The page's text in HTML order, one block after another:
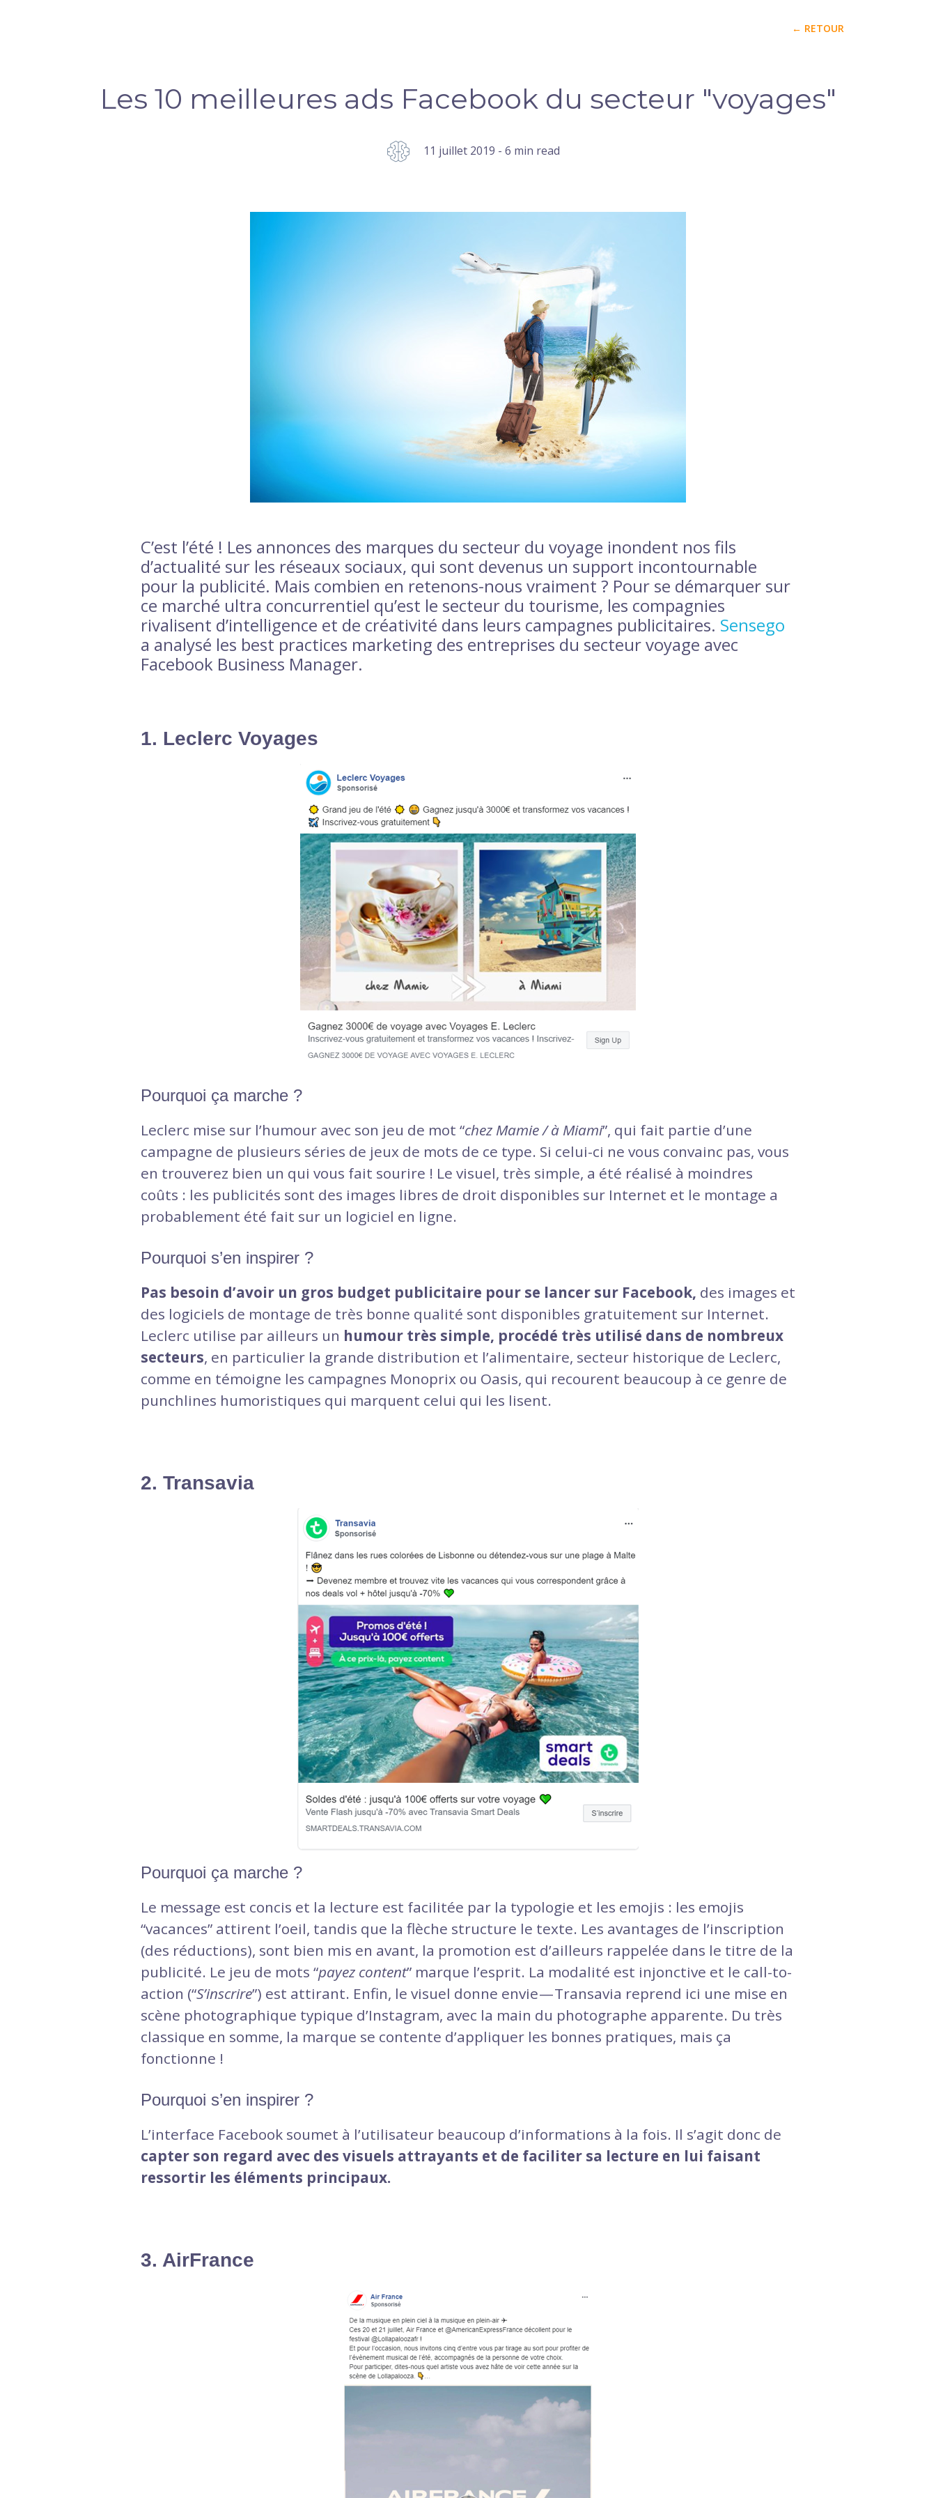
← RETOUR
Les 10 meilleures ads Facebook du secteur "voyages"
11 juillet 2019 - 6 min read
C’est l’été ! Les annonces des marques du secteur du voyage inondent nos fils
d’actualité sur les réseaux sociaux, qui sont devenus un support incontournable
pour la publicité. Mais combien en retenons-nous vraiment ? Pour se démarquer sur
ce marché ultra concurrentiel qu’est le secteur du tourisme, les compagnies
rivalisent d’intelligence et de créativité dans leurs campagnes publicitaires. Sensego
a analysé les best practices marketing des entreprises du secteur voyage avec
Facebook Business Manager.
1. Leclerc Voyages
Pourquoi ça marche ?
Leclerc mise sur l’humour avec son jeu de mot “chez Mamie / à Miami”, qui fait partie d’une
campagne de plusieurs séries de jeux de mots de ce type. Si celui-ci ne vous convainc pas, vous
en trouverez bien un qui vous fait sourire ! Le visuel, très simple, a été réalisé à moindres
coûts : les publicités sont des images libres de droit disponibles sur Internet et le montage a
probablement été fait sur un logiciel en ligne.
Pourquoi s’en inspirer ?
Pas besoin d’avoir un gros budget publicitaire pour se lancer sur Facebook, des images et
des logiciels de montage de très bonne qualité sont disponibles gratuitement sur Internet.
Leclerc utilise par ailleurs un humour très simple, procédé très utilisé dans de nombreux
secteurs, en particulier la grande distribution et l’alimentaire, secteur historique de Leclerc,
comme en témoigne les campagnes Monoprix ou Oasis, qui recourent beaucoup à ce genre de
punchlines humoristiques qui marquent celui qui les lisent.
2. Transavia
Pourquoi ça marche ?
Le message est concis et la lecture est facilitée par la typologie et les emojis : les emojis
“vacances” attirent l’oeil, tandis que la flèche structure le texte. Les avantages de l’inscription
(des réductions), sont bien mis en avant, la promotion est d’ailleurs rappelée dans le titre de la
publicité. Le jeu de mots “payez content” marque l’esprit. La modalité est injonctive et le call-to-
action (“S’inscrire”) est attirant. Enfin, le visuel donne envie — Transavia reprend ici une mise en
scène photographique typique d’Instagram, avec la main du photographe apparente. Du très
classique en somme, la marque se contente d’appliquer les bonnes pratiques, mais ça
fonctionne !
Pourquoi s’en inspirer ?
L’interface Facebook soumet à l’utilisateur beaucoup d’informations à la fois. Il s’agit donc de
capter son regard avec des visuels attrayants et de faciliter sa lecture en lui faisant
ressortir les éléments principaux.
3. AirFrance